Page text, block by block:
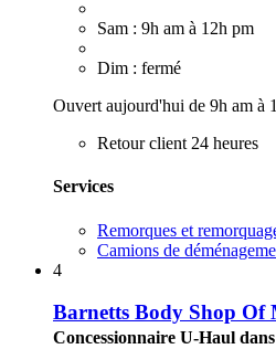
Sam : 9h am à 12h pm
Dim : fermé
Ouvert aujourd'hui de 9h am à
Retour client 24 heures
Services
Remorques et
Camions de
4
Barnetts Body Shop Of
Concessionnaire U-Haul